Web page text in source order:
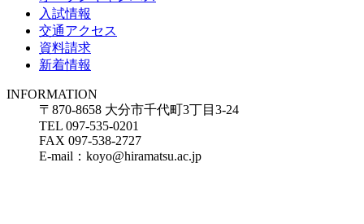
入試情報
交通アクセス
資料請求
新着情報
INFORMATION
〒870-8658 大分市千代町3丁目3-24
TEL 097-535-0201
FAX 097-538-2727
E-mail：koyo@hiramatsu.ac.jp